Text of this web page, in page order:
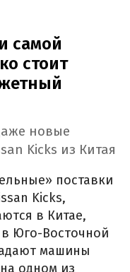
самой
стоит
новые
Kicks из Китая
поставки
Kicks,
в Китае,
Юго-Восточной
машины
одном из